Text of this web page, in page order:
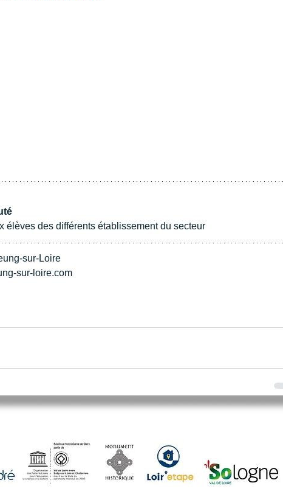
élèves des différents établissement du secteur
sur-Loire
sur-loire.com